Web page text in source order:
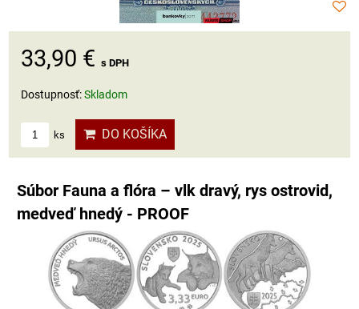
33,90 € s DPH
Dostupnosť:Skladom
ks DO KOŠÍKA
Súbor Fauna a flóra – vlk dravý, rys ostrovid,
medveď hnedý - PROOF